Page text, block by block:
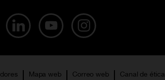
Mapa web Correo web Canal de ética